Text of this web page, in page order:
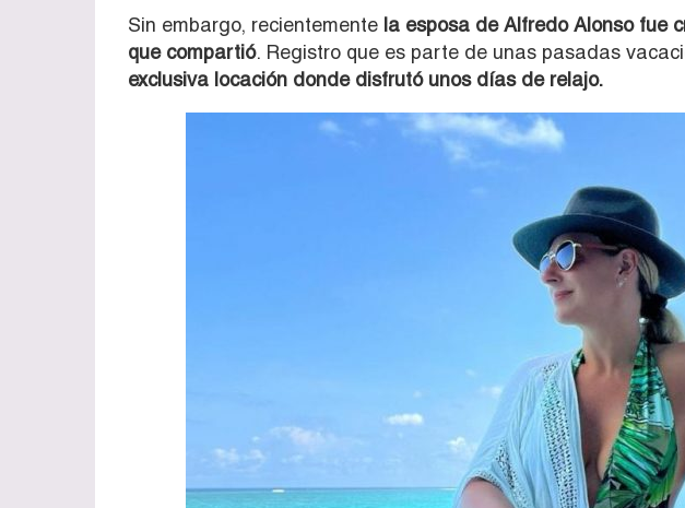
Sin embargo, recientemente la esposa de Alfredo Alonso fue
que compartió. Registro que es parte de unas pasadas
exclusiva locación donde disfrutó unos días de relajo.